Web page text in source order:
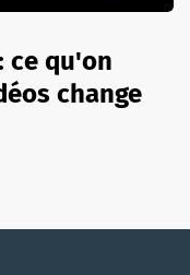
ce qu'on
change